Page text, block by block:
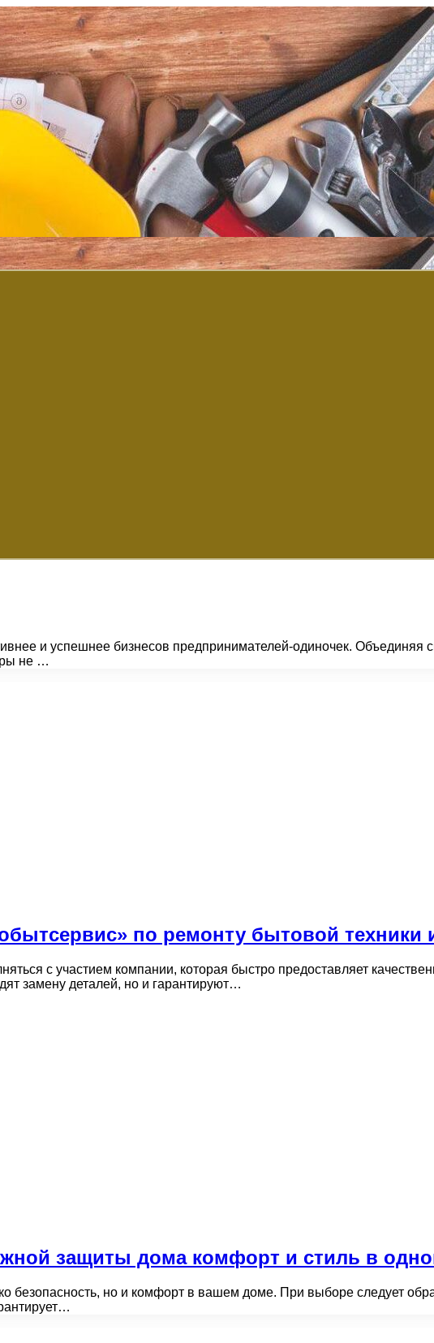
и успешнее бизнесов предпринимателей-одиночек. Объединяя
не …
по ремонту бытовой техники
с участием компании, которая быстро предоставляет
замену деталей, но и гарантируют…
защиты дома комфорт и стиль в
безопасность, но и комфорт в вашем доме. При выборе следует